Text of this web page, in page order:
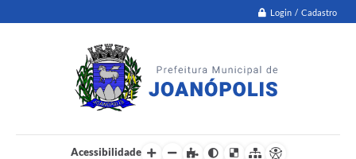
Login / Cadastro
Acessibilidade